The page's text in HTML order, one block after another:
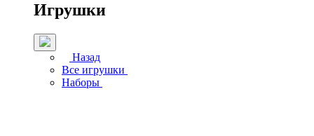
Игрушки
Назад
Все игрушки
Наборы